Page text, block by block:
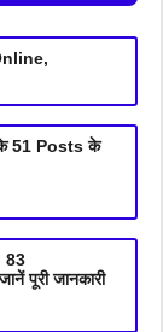
51 Posts के
83
पूरी जानकारी